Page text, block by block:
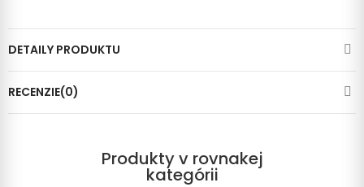
DETAILY PRODUKTU
RECENZIE(0)
Produkty v rovnakej
kategórii